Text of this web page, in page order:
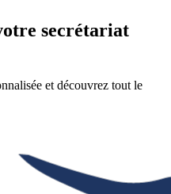
secrétariat
et découvrez tout le